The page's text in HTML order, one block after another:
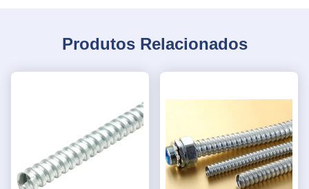
Produtos Relacionados